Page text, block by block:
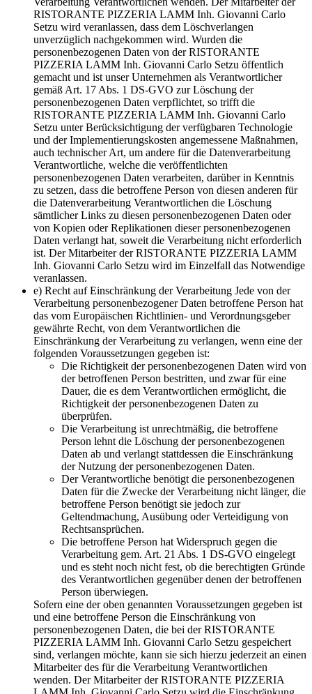
RISTORANTE PIZZERIA LAMM Inh. Giovanni Carlo
Setzu wird veranlassen, dass dem Löschverlangen
unverzüglich nachgekommen wird. Wurden die
personenbezogenen Daten von der RISTORANTE
PIZZERIA LAMM Inh. Giovanni Carlo Setzu öffentlich
gemacht und ist unser Unternehmen als Verantwortlicher
gemäß Art. 17 Abs. 1 DS-GVO zur Löschung der
personenbezogenen Daten verpflichtet, so trifft die
RISTORANTE PIZZERIA LAMM Inh. Giovanni Carlo
Setzu unter Berücksichtigung der verfügbaren Technologie
und der Implementierungskosten angemessene Maßnahmen,
auch technischer Art, um andere für die Datenverarbeitung
Verantwortliche, welche die veröffentlichten
personenbezogenen Daten verarbeiten, darüber in Kenntnis
zu setzen, dass die betroffene Person von diesen anderen für
die Datenverarbeitung Verantwortlichen die Löschung
sämtlicher Links zu diesen personenbezogenen Daten oder
von Kopien oder Replikationen dieser personenbezogenen
Daten verlangt hat, soweit die Verarbeitung nicht erforderlich
ist. Der Mitarbeiter der RISTORANTE PIZZERIA LAMM
Inh. Giovanni Carlo Setzu wird im Einzelfall das Notwendige
veranlassen.
e) Recht auf Einschränkung der Verarbeitung Jede von der
Verarbeitung personenbezogener Daten betroffene Person hat
das vom Europäischen Richtlinien- und Verordnungsgeber
gewährte Recht, von dem Verantwortlichen die
Einschränkung der Verarbeitung zu verlangen, wenn eine der
folgenden Voraussetzungen gegeben ist:
Die Richtigkeit der personenbezogenen Daten wird von
der betroffenen Person bestritten, und zwar für eine
Dauer, die es dem Verantwortlichen ermöglicht, die
Richtigkeit der personenbezogenen Daten zu
überprüfen.
Die Verarbeitung ist unrechtmäßig, die betroffene
Person lehnt die Löschung der personenbezogenen
Daten ab und verlangt stattdessen die Einschränkung
der Nutzung der personenbezogenen Daten.
Der Verantwortliche benötigt die personenbezogenen
Daten für die Zwecke der Verarbeitung nicht länger, die
betroffene Person benötigt sie jedoch zur
Geltendmachung, Ausübung oder Verteidigung von
Rechtsansprüchen.
Die betroffene Person hat Widerspruch gegen die
Verarbeitung gem. Art. 21 Abs. 1 DS-GVO eingelegt
und es steht noch nicht fest, ob die berechtigten Gründe
des Verantwortlichen gegenüber denen der betroffenen
Person überwiegen.
Sofern eine der oben genannten Voraussetzungen gegeben ist
und eine betroffene Person die Einschränkung von
personenbezogenen Daten, die bei der RISTORANTE
PIZZERIA LAMM Inh. Giovanni Carlo Setzu gespeichert
sind, verlangen möchte, kann sie sich hierzu jederzeit an einen
Mitarbeiter des für die Verarbeitung Verantwortlichen
wenden. Der Mitarbeiter der RISTORANTE PIZZERIA